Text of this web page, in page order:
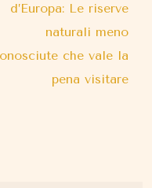
d’Europa: Le riserve
naturali meno
che vale la
pena visitare